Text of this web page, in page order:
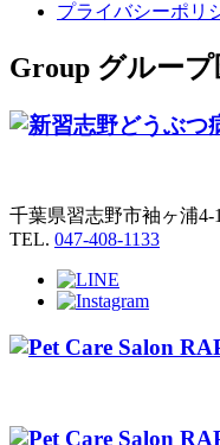
プライバシーポリ
Group グルー
千葉県習志野市袖ヶ浦4-
TEL. 047-408-1133